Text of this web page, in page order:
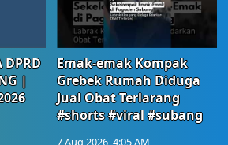
DPRD
|
Emak-emak Kompak
Grebek Rumah Diduga
Jual Obat Terlarang
#shorts #viral #subang
7 Aug 2026, 4:05 AM